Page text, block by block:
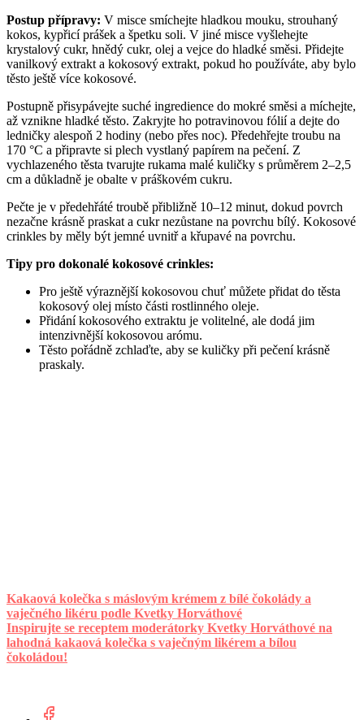
Postup přípravy: V misce smíchejte hladkou mouku, strouhaný
kokos, kypřicí prášek a špetku soli. V jiné misce vyšlehejte
krystalový cukr, hnědý cukr, olej a vejce do hladké směsi. Přidejte
vanilkový extrakt a kokosový extrakt, pokud ho používáte, aby bylo
těsto ještě více kokosové.
Postupně přisypávejte suché ingredience do mokré směsi a míchejte,
až vznikne hladké těsto. Zakryjte ho potravinovou fólií a dejte do
ledničky alespoň 2 hodiny (nebo přes noc). Předehřejte troubu na
170 °C a připravte si plech vystlaný papírem na pečení. Z
vychlazeného těsta tvarujte rukama malé kuličky s průměrem 2–2,5
cm a důkladně je obalte v práškovém cukru.
Pečte je v předehřáté troubě přibližně 10–12 minut, dokud povrch
nezačne krásně praskat a cukr nezůstane na povrchu bílý. Kokosové
crinkles by měly být jemné uvnitř a křupavé na povrchu.
Tipy pro dokonalé kokosové crinkles:
Pro ještě výraznější kokosovou chuť můžete přidat do těsta
kokosový olej místo části rostlinného oleje.
Přidání kokosového extraktu je volitelné, ale dodá jim
intenzivnější kokosovou arómu.
Těsto pořádně zchlaďte, aby se kuličky při pečení krásně
praskaly.
Kakaová kolečka s máslovým krémem z bílé čokolády a
vaječného likéru podle Kvetky Horváthové
Inspirujte se receptem moderátorky Kvetky Horváthové na
lahodná kakaová kolečka s vaječným likérem a bílou
čokoládou!